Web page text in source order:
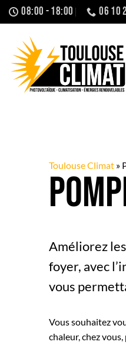
Passer
au
contenu
08:00 - 18:00 06 10
Toulouse Climat »
Améliorez
foyer, avec
vous
Vous souhaitez
chaleur, chez vous,